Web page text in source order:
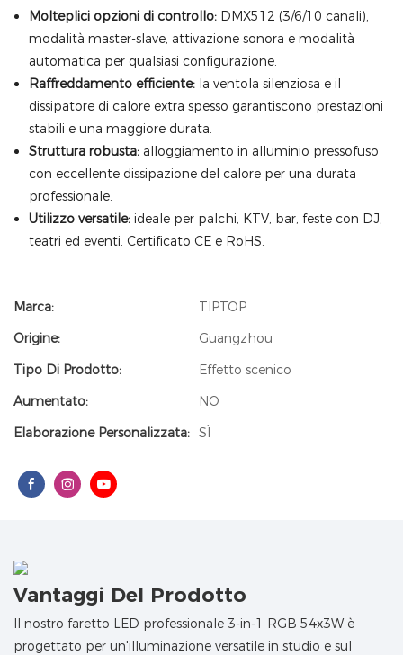
Molteplici opzioni di controllo:DMX512 (3/6/10 canali),
modalità master-slave, attivazione sonora e modalità
automatica per qualsiasi configurazione.
Raffreddamento efficiente:la ventola silenziosa e il
dissipatore di calore extra spesso garantiscono prestazioni
stabili e una maggiore durata.
Struttura robusta:alloggiamento in alluminio pressofuso
con eccellente dissipazione del calore per una durata
professionale.
Utilizzo versatile:ideale per palchi, KTV, bar, feste con DJ,
teatri ed eventi. Certificato CE e RoHS.
Marca:
TIPTOP
Origine:
Guangzhou
Tipo Di Prodotto:
Effetto scenico
Aumentato:
NO
Elaborazione Personalizzata: SÌ
Vantaggi Del Prodotto
Il nostro faretto LED professionale 3-in-1 RGB 54x3W è
progettato per un'illuminazione versatile in studio e sul